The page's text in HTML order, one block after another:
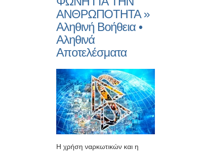
ΑΝΘΡΩΠΟΤΗΤΑ »
Αληθινή Βοήθεια •
Αληθινά
Αποτελέσματα
Η χρήση ναρκωτικών και η